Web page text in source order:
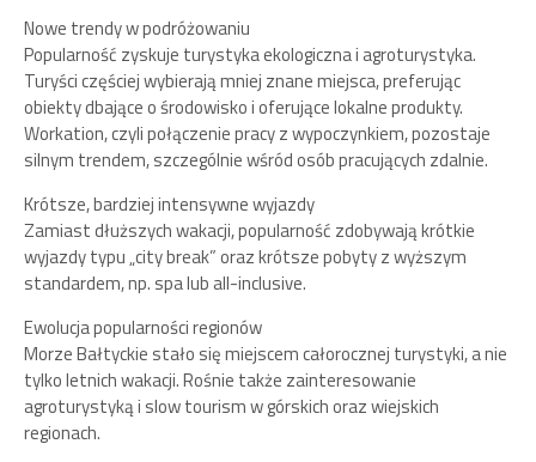
Nowe trendy w podróżowaniu
Popularność zyskuje turystyka ekologiczna i agroturystyka.
Turyści częściej wybierają mniej znane miejsca, preferując
obiekty dbające o środowisko i oferujące lokalne produkty​​​​.
Workation, czyli połączenie pracy z wypoczynkiem, pozostaje
silnym trendem, szczególnie wśród osób pracujących zdalnie​​.
Krótsze, bardziej intensywne wyjazdy
Zamiast dłuższych wakacji, popularność zdobywają krótkie
wyjazdy typu „city break” oraz krótsze pobyty z wyższym
standardem, np. spa lub all-inclusive​​​​.
Ewolucja popularności regionów
Morze Bałtyckie stało się miejscem całorocznej turystyki, a nie
tylko letnich wakacji. Rośnie także zainteresowanie
agroturystyką i slow tourism w górskich oraz wiejskich
regionach​​​​.